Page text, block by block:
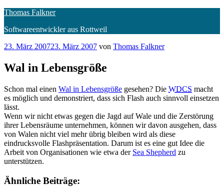
Zum
springen
Thomas Falkner
Softwareentwickler aus Rottweil
Veröffentlicht
23. März 200723. März 2007 von Thomas Falkner
Wal in Lebensgröße
Schon mal einen Wal in Lebensgröße gesehen? Die WDCS macht
es möglich und demonstriert, dass sich Flash auch sinnvoll einsetzen
lässt.
Wenn wir nicht etwas gegen die Jagd auf Wale und die Zerstörung
ihrer Lebensräume unternehmen, können wir davon ausgehen, dass
von Walen nicht viel mehr übrig bleiben wird als diese
eindrucksvolle Flashpräsentation. Darum ist es eine gut Idee die
Arbeit von Organisationen wie etwa der Sea Shepherd zu
unterstützen.
Ähnliche Beiträge: